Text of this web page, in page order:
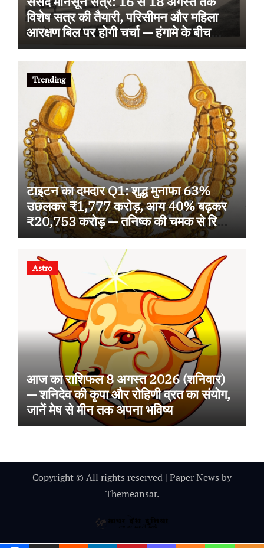
विशेष सत्र की तैयारी, परिसीमन और महिला
आरक्षण बिल पर होगी चर्चा — हंगामे के बीच
टैक्सेशन बिल पास
Trending
टाइटन का दमदार Q1: शुद्ध मुनाफा 63%
उछलकर ₹1,777 करोड़, आय 40% बढ़कर
₹20,753 करोड़ — तनिष्क की चमक से रिकॉर्ड
ग्रोथ
Astro
आज का राशिफल 8 अगस्त 2026 (शनिवार)
— शनिदेव की कृपा और रोहिणी व्रत का संयोग,
जानें मेष से मीन तक अपना भविष्य
Copyright © All rights reserved | Paper News by
Themeansar.